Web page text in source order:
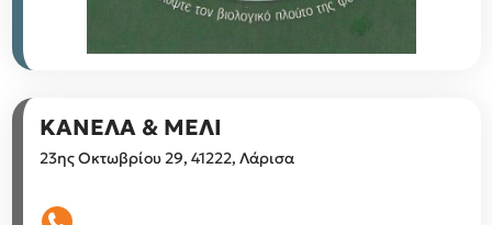
ΚΑΝΕΛΑ & ΜΕΛΙ
23ης Οκτωβρίου 29, 41222, Λάρισα